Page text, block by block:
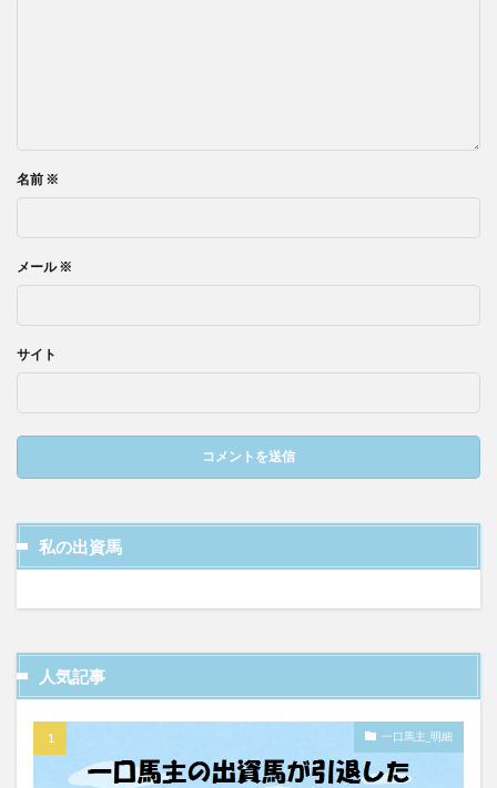
名前 ※
メール※
サイト
私の出資馬
人気記事
一口馬主_明細